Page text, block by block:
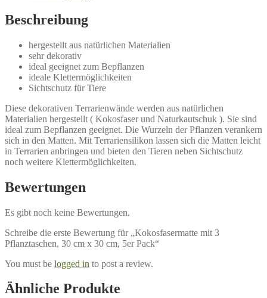
Beschreibung
hergestellt aus natürlichen Materialien
sehr dekorativ
ideal geeignet zum Bepflanzen
ideale Klettermöglichkeiten
Sichtschutz für Tiere
Diese dekorativen Terrarienwände werden aus natürlichen
Materialien hergestellt ( Kokosfaser und Naturkautschuk ). Sie sind
ideal zum Bepflanzen geeignet. Die Wurzeln der Pflanzen verankern
sich in den Matten. Mit Terrariensilikon lassen sich die Matten leicht
in Terrarien anbringen und bieten den Tieren neben Sichtschutz
noch weitere Klettermöglichkeiten.
Bewertungen
Es gibt noch keine Bewertungen.
Schreibe die erste Bewertung für „Kokosfasermatte mit 3
Pflanztaschen, 30 cm x 30 cm, 5er Pack“
You must be logged in to post a review.
Ähnliche Produkte